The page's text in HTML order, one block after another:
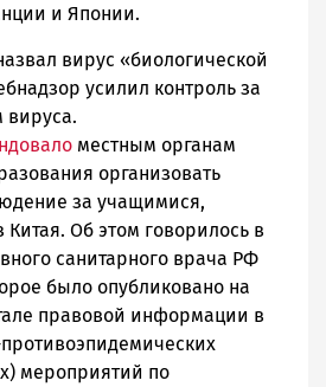
и Японии.
вирус «биологической
усилил контроль за
вируса.
местным органам
организовать
за учащимися,
Об этом говорилось в
санитарного врача РФ
было опубликовано на
правовой информации в
мероприятий по